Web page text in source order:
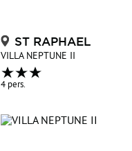
ST RAPHAEL
VILLA NEPTUNE II
4 pers.